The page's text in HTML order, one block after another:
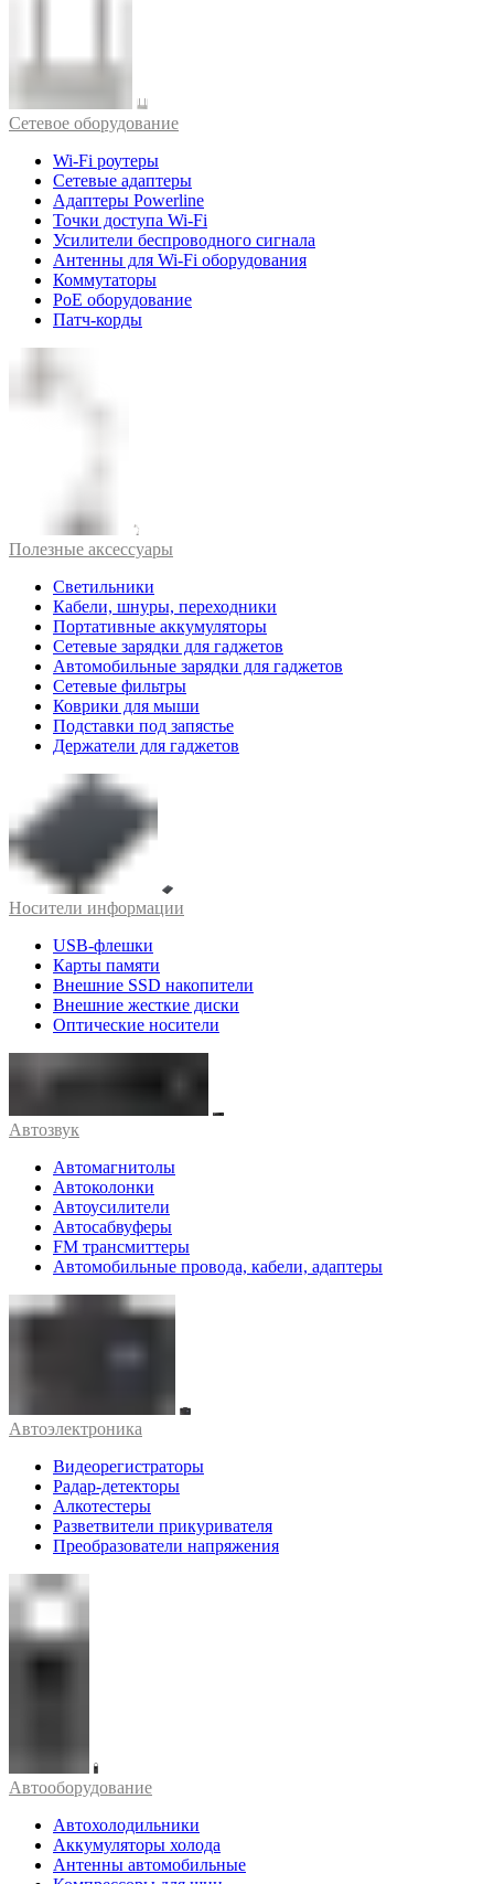
Cетевое оборудование
Wi-Fi роутеры
Сетевые адаптеры
Адаптеры Powerline
Точки доступа Wi-Fi
Усилители беспроводного сигнала
Антенны для Wi-Fi оборудования
Коммутаторы
PoE оборудование
Патч-корды
Полезные аксессуары
Светильники
Кабели, шнуры, переходники
Портативные аккумуляторы
Сетевые зарядки для гаджетов
Автомобильные зарядки для гаджетов
Сетевые фильтры
Коврики для мыши
Подставки под запястье
Держатели для гаджетов
Носители информации
USB-флешки
Карты памяти
Внешние SSD накопители
Внешние жесткие диски
Оптические носители
Автозвук
Автомагнитолы
Автоколонки
Автоусилители
Автосабвуферы
FM трансмиттеры
Автомобильные провода, кабели, адаптеры
Автоэлектроника
Видеорегистраторы
Радар-детекторы
Алкотестеры
Разветвители прикуривателя
Преобразователи напряжения
Автооборудование
Автохолодильники
Аккумуляторы холода
Антенны автомобильные